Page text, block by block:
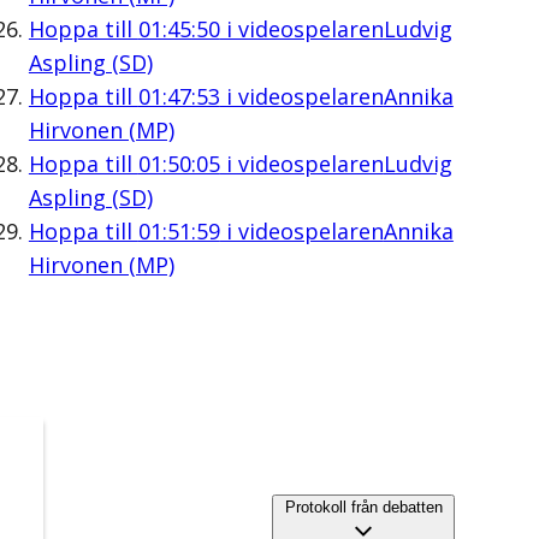
Hoppa till 01:45:50i videospelarenLudvig
Aspling (SD)
Hoppa till 01:47:53 i videospelarenAnnika
Hirvonen (MP)
Hoppa till 01:50:05i videospelarenLudvig
Aspling (SD)
Hoppa till 01:51:59i videospelarenAnnika
Hirvonen (MP)
Protokoll från debatten